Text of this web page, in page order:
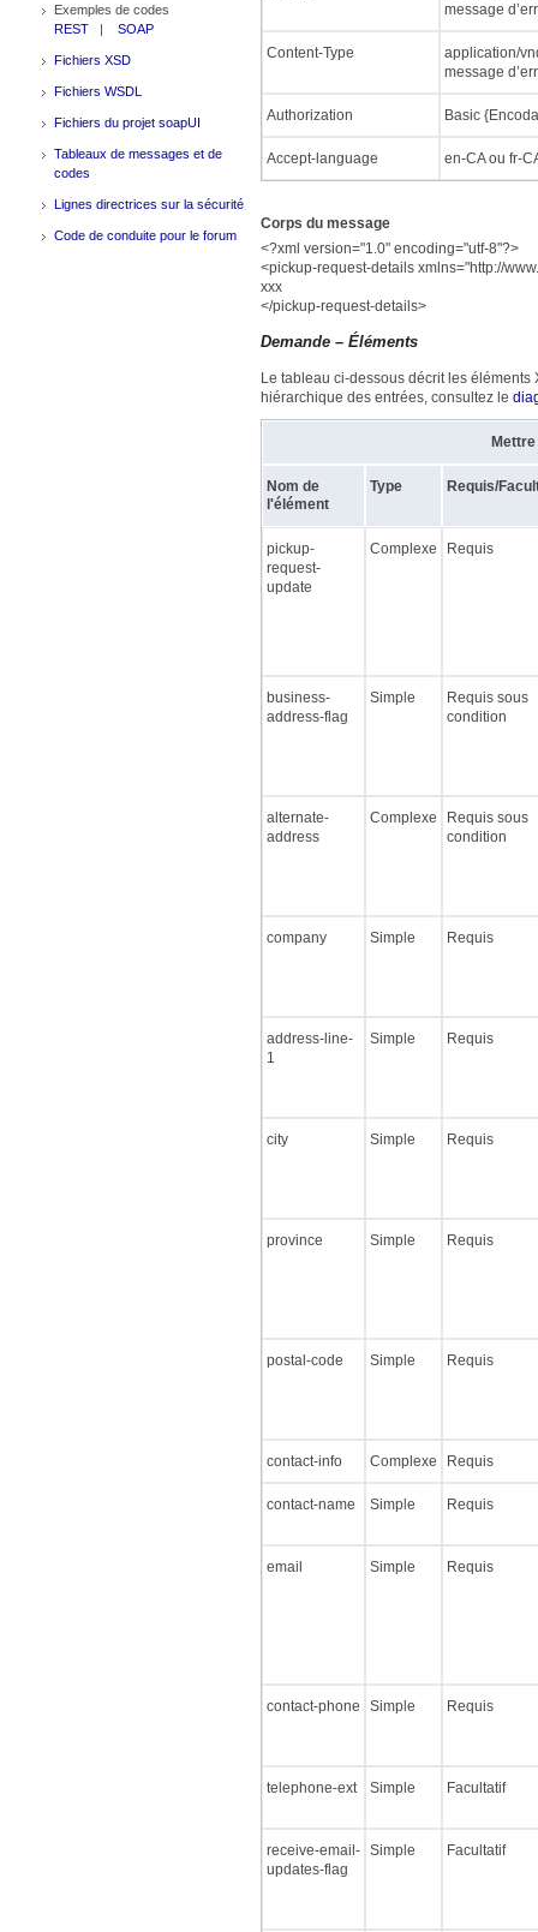
Exemples de codes
REST | SOAP
Fichiers XSD
Fichiers WSDL
Fichiers du projet soapUI
Tableaux de messages et de
codes
Lignes directrices sur la sécurité
Code de conduite pour le forum
message
Content-Type
application/
message
Authorization Basic
Accept-language en-CA ou fr-
Corps du message
<?xml version="1.0" encoding="utf-8"?>
<pickup-request-details xmlns="http://
xxx
</pickup-request-details>
Demande – Éléments
Le tableau ci-dessous décrit les
hiérarchique des entrées, consultez le
Nom de
l'élément
Type Requis/
pickup-
request-
update
Complexe Requis
business-
address-flag
Simple
Requis sous
condition
alternate-
address
Complexe
Requis sous
condition
company Simple Requis
address-line-
1
Simple Requis
city Simple Requis
province Simple Requis
postal-code Simple Requis
contact-info Complexe Requis
contact-name Simple Requis
email Simple Requis
contact-phone Simple Requis
telephone-ext Simple Facultatif
receive-email-
updates-flag
Simple Facultatif